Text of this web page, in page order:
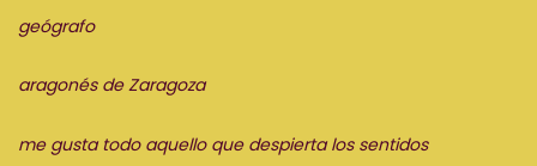
geógrafo
aragonés de Zaragoza
me gusta todo aquello que despierta los sentidos